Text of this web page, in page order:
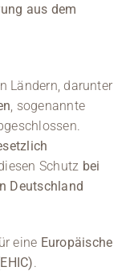
aus dem
Ländern, darunter
, sogenannte
Schutz bei
Deutschland
eine Europäische
.